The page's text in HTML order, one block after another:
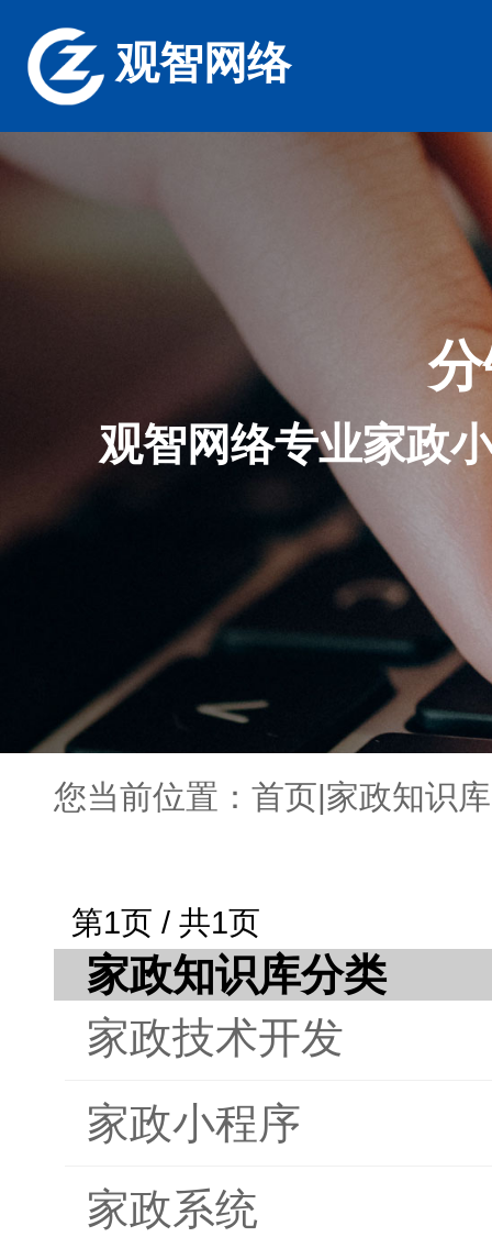
观智网络
观智网络专业家政
您当前位置： 首页|家政知识库
第1页 / 共1页
家政知识库分类
家政技术开发
家政小程序
家政系统